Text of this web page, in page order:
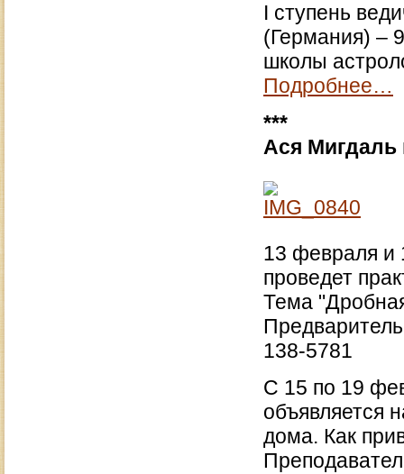
I ступень
(Германия) –
школы
Подробнее…
***
Ася Мигдаль
13 февраля и
проведет
Тема
138-5781
С 15 по 19
объявляется
дома. Как